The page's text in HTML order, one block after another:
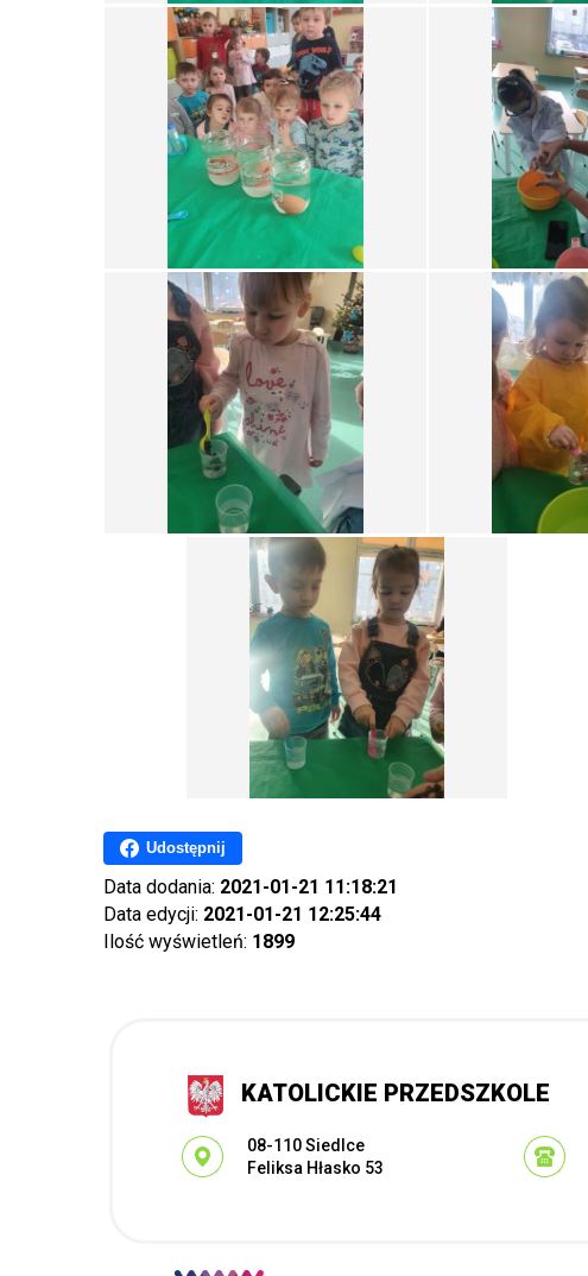
Udostępnij
Data dodania: 2021-01-21 11:18:21
Data edycji: 2021-01-21 12:25:44
Ilość wyświetleń: 1899
KATOLICKIE PRZEDSZKOLE
Adres pocztowy:
08-110 Siedlce
Feliksa Hłasko 53